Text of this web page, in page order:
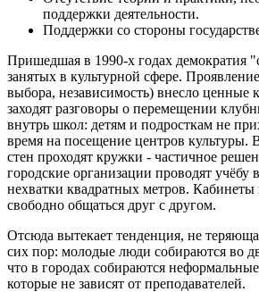
поддержки деятельности.
Поддержки со стороны
Пришедшая в 1990-х годах демократия
занятых в культурной сфере.
выбора, независимость) внесло ценные
заходят разговоры о перемещении
внутрь школ: детям и подросткам не
время на посещение центров культуры.
стен проходят кружки - частичное
городские организации проводят учёбу
нехватки квадратных метров. Кабинеты
свободно общаться друг с другом.
Отсюда вытекает тенденция, не
сих пор: молодые люди собираются во
что в городах собираются
которые не зависят от преподавателей.